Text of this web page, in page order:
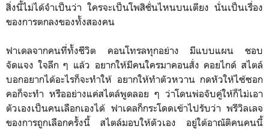
สิ่งนี้ไม่ได้จำเป็นว่า ใครจะเป็นโพสิชั่นไหนบนเตียง นั่นเป็นเรื่อง
ของการตกลงของทั้งสองคน
ฟาเดลจากคนที่ทั้งชีวิต คอนโทรลทุกอย่าง มีแบบแผน ชอบ
จัดแจง ใจลึก ๆ แล้ว อยากให้มีคนใครมาคอนสั่ง คอยไกด์ สไตล์
บอกอยากได้อะไรก็จะทำให้ อยากให้ทำตัวหวาน กดหัวให้ไซ้ซอก
คอก็จะทำ หรืออย่างแค่สไตล์พูดลอย ๆ ว่าโดนพ่อจับคู่ให้ก็ไม่เอา
ตัวเองเป็นคนเลือกเองได้ ฟาเดลก็กระโดดเข้าไปรับว่า พรีวิลเลจ
ของการถูกเลือกครั้งนี้ สไตล์มอบให้ตัวเอง อยู่ใต้อาณัติคนคนนี้